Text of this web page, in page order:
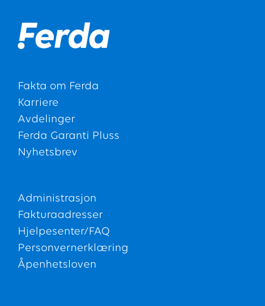
Fakta om Ferda
Karriere
Avdelinger
Ferda Garanti Pluss
Nyhetsbrev
Administrasjon
Fakturaadresser
Hjelpesenter/FAQ
Personvernerklæring
Åpenhetsloven